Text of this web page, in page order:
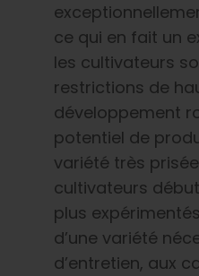
ce qui en fait un
les cultivateurs
restrictions de
développement
potentiel de
variété très
cultivateurs
plus
d’une variété
d’entretien, aux